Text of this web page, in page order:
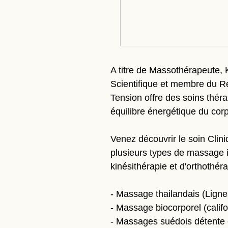
A titre de Massothérapeute,
Scientifique et membre du
Tension offre des soins
équilibre énergétique du
Venez découvrir le soin
plusieurs types de
kinésithérapie et
- Massage thailandais
- Massage biocorporel
- Massages suédois